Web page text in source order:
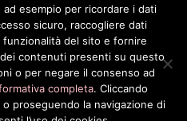
esempio per ricordare i dati
sicuro, raccogliere dati
del sito e fornire
contenuti presenti su questo
o per negare il consenso ad
completa. Cliccando
proseguendo la navigazione di